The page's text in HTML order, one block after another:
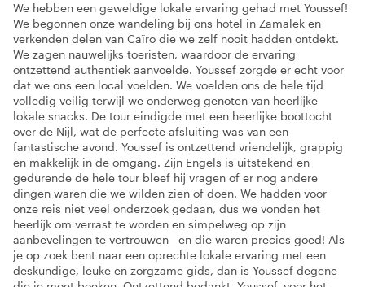
We hebben een geweldige lokale ervaring gehad met Youssef!
We begonnen onze wandeling bij ons hotel in Zamalek en
verkenden delen van Caïro die we zelf nooit hadden ontdekt.
We zagen nauwelijks toeristen, waardoor de ervaring
ontzettend authentiek aanvoelde. Youssef zorgde er echt voor
dat we ons een local voelden. We voelden ons de hele tijd
volledig veilig terwijl we onderweg genoten van heerlijke
lokale snacks. De tour eindigde met een heerlijke boottocht
over de Nijl, wat de perfecte afsluiting was van een
fantastische avond. Youssef is ontzettend vriendelijk, grappig
en makkelijk in de omgang. Zijn Engels is uitstekend en
gedurende de hele tour bleef hij vragen of er nog andere
dingen waren die we wilden zien of doen. We hadden voor
onze reis niet veel onderzoek gedaan, dus we vonden het
heerlijk om verrast te worden en simpelweg op zijn
aanbevelingen te vertrouwen—en die waren precies goed! Als
je op zoek bent naar een oprechte lokale ervaring met een
deskundige, leuke en zorgzame gids, dan is Youssef degene